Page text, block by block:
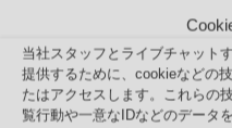
当社スタッフとライブチャット
提供するために、cookieなどの
たはアクセスします。これらの
覧行動や一意なIDなどのデータ
（金曜日）までとさ
り通常営業となります。
2018年8月10日（金曜
16日（木曜日）以降、